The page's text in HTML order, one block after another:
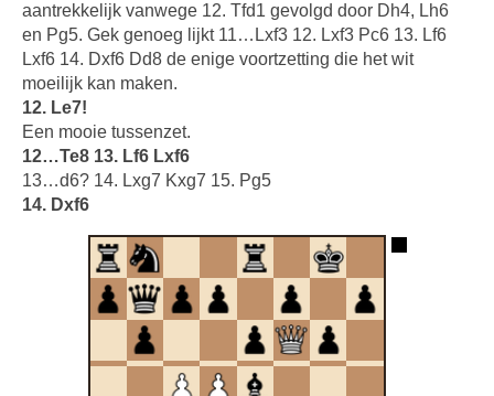
aantrekkelijk vanwege 12. Tfd1 gevolgd door Dh4, Lh6
en Pg5. Gek genoeg lijkt 11…Lxf3 12. Lxf3 Pc6 13. Lf6
Lxf6 14. Dxf6 Dd8 de enige voortzetting die het wit
moeilijk kan maken.
12. Le7!
Een mooie tussenzet.
12…Te8 13. Lf6 Lxf6
13…d6? 14. Lxg7 Kxg7 15. Pg5
14. Dxf6